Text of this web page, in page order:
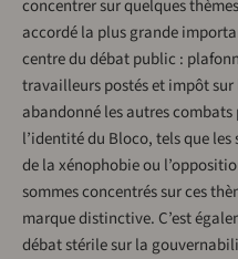
concentrer sur quelques
accordé la plus grande
centre du débat public :
travailleurs postés et impôt sur
abandonné les autres
l’identité du Bloco, tels que
de la xénophobie ou
sommes concentrés sur ces
marque distinctive. C’est
débat stérile sur la